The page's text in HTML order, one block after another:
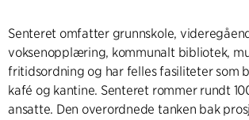
Senteret omfatter grunnskole,
voksenopplæring, kommunalt bibliotek,
fritidsordning og har felles fasiliteter som
kafé og kantine. Senteret rommer rundt
ansatte. Den overordnede tanken bak